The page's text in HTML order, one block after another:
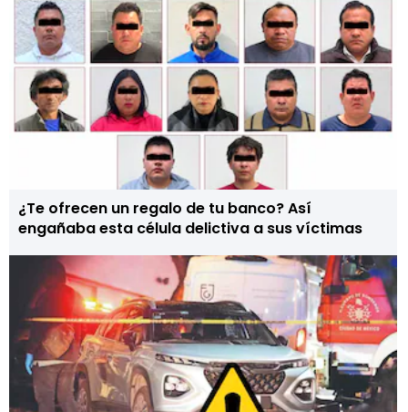
¿Te ofrecen un regalo de tu banco? Así
engañaba esta célula delictiva a sus víctimas